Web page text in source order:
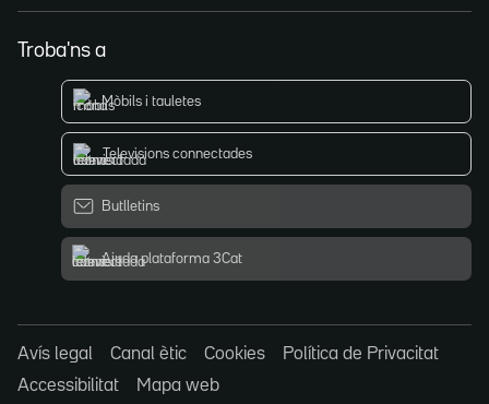
Troba'ns a
Mòbils i tauletes
Televisions connectades
Butlletins
Ajuda plataforma 3Cat
Avís legal Canal ètic Cookies
Política de Privacitat
Accessibilitat
Mapa web